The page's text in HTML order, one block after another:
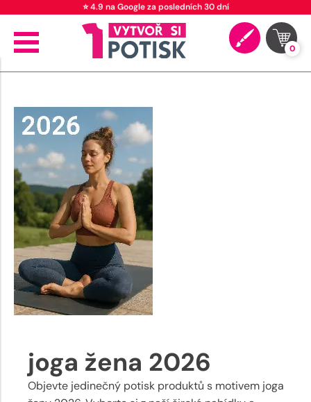
⭐ 4.9 na Google za posledních 30 dní
0
joga žena 2026
Objevte jedinečný potisk produktů s motivem joga